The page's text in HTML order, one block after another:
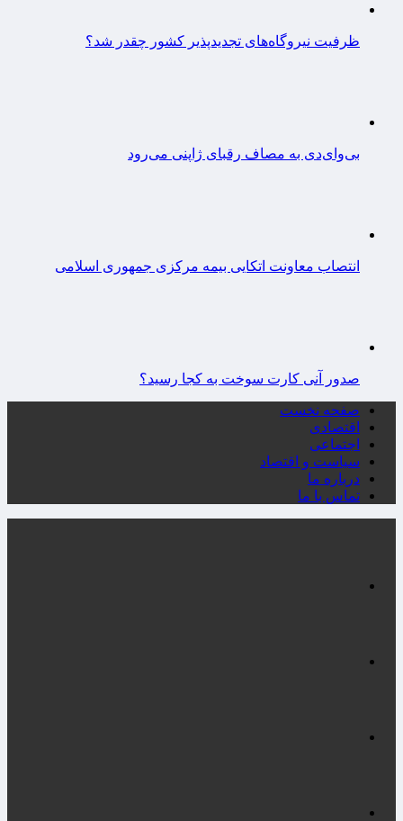
ظرفیت نیروگاه‌های تجدیدپذیر کشور چقدر شد؟
بی‌وای‌دی به مصاف رقبای ژاپنی می‌رود
انتصاب معاونت اتکایی بیمه مرکزی جمهوری اسلامی
صدور آنی کارت سوخت به کجا رسید؟
صفحه نخست
اقتصادی
اجتماعی
سیاست و اقتصاد
درباره ما
تماس با ما